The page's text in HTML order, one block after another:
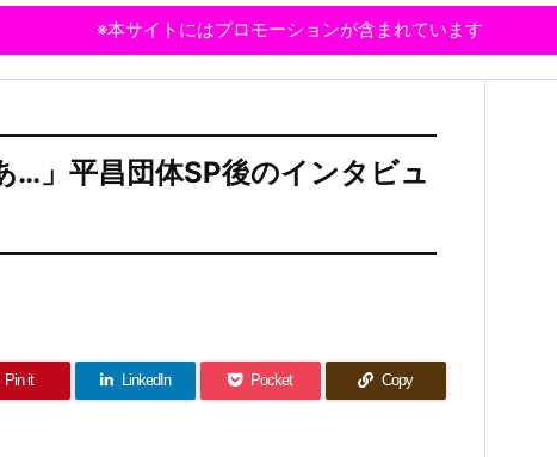
※本サイトにはプロモーションが含まれています
…」平昌団体SP後のインタビュ
Pin it LinkedIn Pocket Copy